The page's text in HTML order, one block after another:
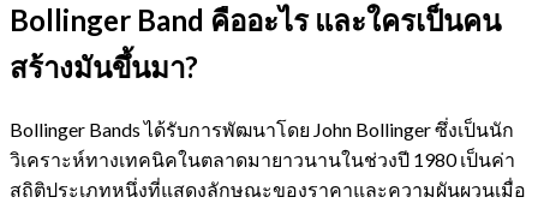
Bollinger Band คืออะไร และใครเป็นคน
สร้างมันขึ้นมา?
Bollinger Bands ได้รับการพัฒนาโดย John Bollinger ซึ่งเป็นนัก
วิเคราะห์ทางเทคนิคในตลาดมายาวนานในช่วงปี 1980 เป็นค่า
สถิติประเภทหนึ่งที่แสดงลักษณะของราคาและความผันผวนเมื่อ